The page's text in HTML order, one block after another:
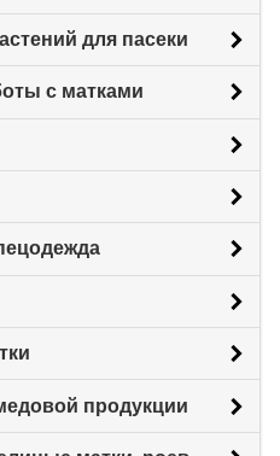
для пасеки
с матками
продукции